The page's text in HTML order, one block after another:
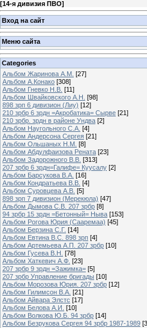
[14-я дивизия ПВО]
Вход на сайт
Меню сайта
Categories
Альбом Жаринова А.М. [27]
Альбом А.Конако [308]
Альбом Гневко Н.В. [11]
Альбом Швайковского А.Н. [98]
898 зрп 6 дивизион (Лиу) [12]
210 зрбр 6 зрдн =Акробатика= Сырве [21]
210 зрбр. зрдн в районе Ундва [2]
Альбом Наугольного С.А. [4]
Альбом Андерсона Сергея [21]
Альбом Ольшаных Н.М. [8]
Альбом Абдулфаизова Рената [23]
Альбом Задорожного В.В. [313]
207 зрбр 6 зрдн=Галифе= Куусалу [2]
Альбом Барсукова В.А. [16]
Альбом Кондратьева В.В. [4]
Альбом Суровцева А.В. [5]
898 зрп 7 дивизион (Мерекюла) [47]
Альбом Дымова С.В. 207 зрбр [8]
94 зрбр 15 зрдн =Бетонный= Ныва [153]
Альбом Рогова Юрия (Сааремаа) [45]
Альбом Берзина С.Г. [14]
Альбом Евтина В.С. 898 зрп [4]
Альбом Артемьева А.П. 207 зрбр [10]
Альбом Гусева В.Н. [78]
Альбом Хаткевич А.Ф. [23]
207 зрбр 9 зрдн =Зажимка= [5]
207 зрбр Управление бригады [10]
Альбом Морозова Юрия. 207 зрбр [12]
Альбом Гилимсон В.А. [21]
Альбом Айвара Элстс [17]
Альбом Белова А.И. [10]
Альбом Волкова Ю.Б. 94 зрбр [14]
Альбом Безрукова Сергея 94 зрбр 1987-1989